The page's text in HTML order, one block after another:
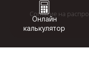
Онлайн
калькулятор
Согласие на